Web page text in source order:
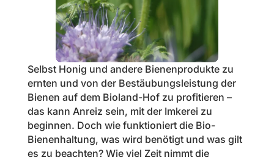
Selbst Honig und andere Bienenprodukte zu
ernten und von der Bestäubungsleistung der
Bienen auf dem Bioland-Hof zu profitieren –
das kann Anreiz sein, mit der Imkerei zu
beginnen. Doch wie funktioniert die Bio-
Bienenhaltung, was wird benötigt und was gilt
es zu beachten? Wie viel Zeit nimmt die